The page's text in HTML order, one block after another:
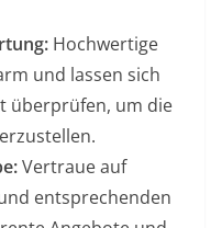
Hochwertige
und lassen sich
überprüfen, um die
Vertraue auf
entsprechenden